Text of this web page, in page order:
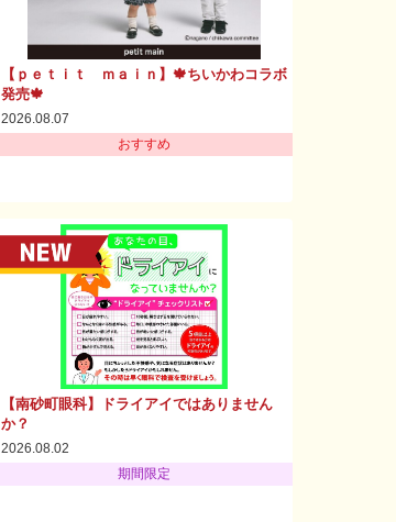
【ｐｅｔｉｔ ｍａｉｎ】🍁ちいかわコラボ
発売🍁
2026.08.07
おすすめ
【南砂町眼科】ドライアイではありません
か？
2026.08.02
期間限定